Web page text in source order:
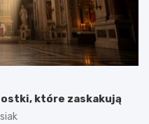
które zaskakują